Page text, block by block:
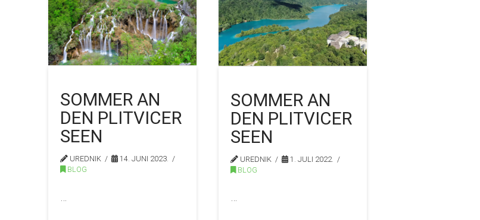
SOMMER AN
DEN PLITVICER
SEEN
UREDNIK
14. JUNI 2023.
BLOG
SOMMER AN
DEN PLITVICER
SEEN
UREDNIK
1. JULI 2022.
BLOG
…